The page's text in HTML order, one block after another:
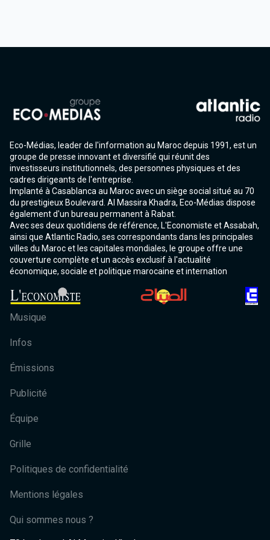
Eco-Médias, leader de l'information au Maroc depuis 1991, est un
groupe de presse innovant et diversifié qui réunit des
investisseurs institutionnels, des personnes physiques et des
cadres dirigeants de l'entreprise.
Implanté à Casablanca au Maroc avec un siège social situé au 70
du prestigieux Boulevard. Al Massira Khadra, Eco-Médias dispose
également d'un bureau permanent à Rabat.
Avec ses deux quotidiens de référence, L'Economiste et Assabah,
ainsi que Atlantic Radio, ses correspondants dans les principales
villes du Maroc et les capitales mondiales, le groupe offre une
couverture complète et un accès exclusif à l'actualité
économique, sociale et politique marocaine et internation
Musique
Infos
Émissions
Publicité
Équipe
Grille
Politiques de confidentialité
Mentions légales
Qui sommes nous ?